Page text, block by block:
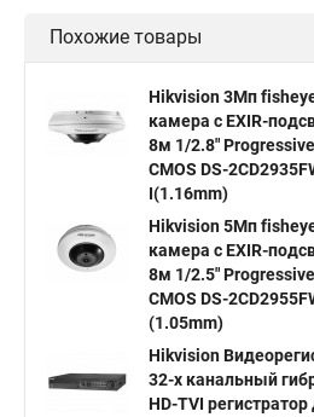
Камера видеонаблюдения hikvision
Hikvision купить Hikvision
Hikvision poe
Hikvision 2 8 mm Hikvision camera
Видеонаблюдение
Hikvision 2cd2142fwd
Hikvision ds 2cd1148
hikvision ds 2cd2042wd i
Похожие товары
Hikvision 3Мп
камера c EXIR-
8м 1/2.8"
CMOS DS-
I(1.16mm)
Hikvision 5Мп
камера c EXIR-
8м 1/2.5"
CMOS DS-
(1.05mm)
Hikvision
32-х канальный
HD-TVI регистратор